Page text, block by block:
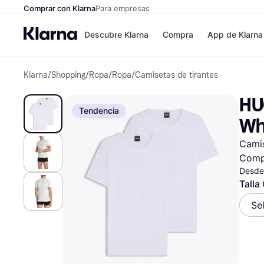
Comprar con KlarnaPara empresas
Descubre Klarna
Formas de pago
Paga ahora
Paga en 3 plazos
Paga en 30 días
Financiación
Klarna en Apple
Compra
Tiendas
Zalando
JD Sports
Directorio de
App de Klarna
Klarna/Shopping/Ropa/Ropa/Camisetas de tirantes
Tendencia
Talla